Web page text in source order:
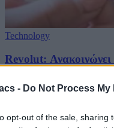
- Do Not Process
opt-out of the sale,
Technology
Revolut: Ανακοινώνει
08/08/2026